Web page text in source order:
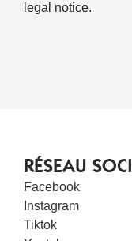
legal notice.
RÉSEAU
Facebook
Instagram
Tiktok